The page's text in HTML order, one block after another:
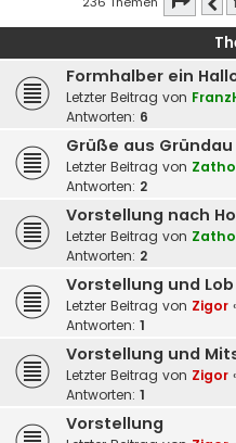
Formhalber ein
Letzter Beitrag von
Antworten: 6
Grüße aus Gründau
Letzter Beitrag von Zatho
Antworten: 2
Vorstellung nach
Letzter Beitrag von Zatho
Antworten: 2
Vorstellung und Lob
Letzter Beitrag von Zigor
Antworten: 1
Vorstellung und
Letzter Beitrag von Zigor
Antworten: 1
Vorstellung